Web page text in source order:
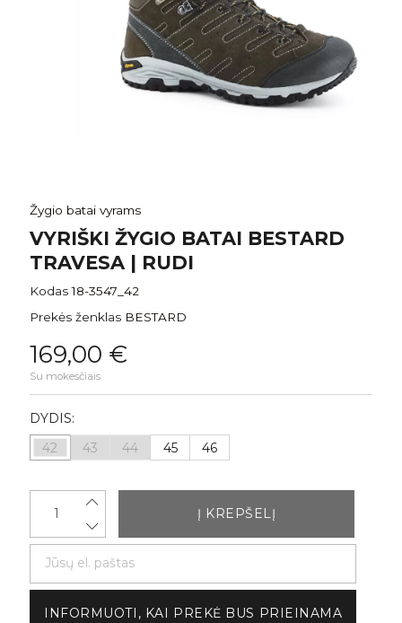
Žygio batai vyrams
VYRIŠKI ŽYGIO BATAI BESTARD
TRAVESA | RUDI
Kodas 18-3547_42
Prekės ženklas BESTARD
169,00 €
Su mokesčiais
DYDIS:
42
43 44 45 46
Į KREPŠELĮ
INFORMUOTI, KAI PREKĖ BUS PRIEINAMA